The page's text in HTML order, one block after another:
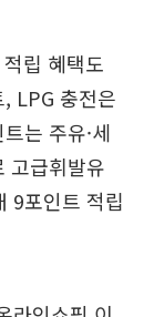
립 혜택도
LPG 충전은
는 주유·세
고급휘발유
9포인트 적립